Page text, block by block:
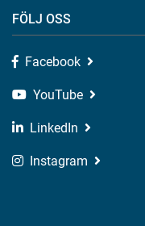
FÖLJ OSS
Facebook
YouTube
LinkedIn
Instagram